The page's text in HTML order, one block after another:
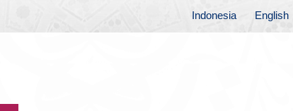
English
Indonesia